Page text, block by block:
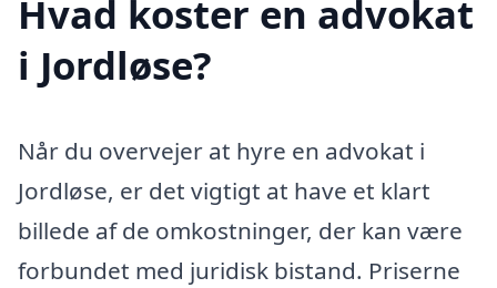
Hvad koster en advokat
i Jordløse?
Når du overvejer at hyre en advokat i
Jordløse, er det vigtigt at have et klart
billede af de omkostninger, der kan være
forbundet med juridisk bistand. Priserne